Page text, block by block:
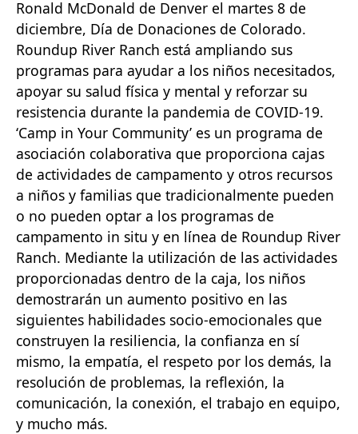
Ronald McDonald de Denver el martes 8 de
diciembre, Día de Donaciones de Colorado.
Roundup River Ranch está ampliando sus
programas para ayudar a los niños necesitados,
apoyar su salud física y mental y reforzar su
resistencia durante la pandemia de COVID-19.
‘Camp in Your Community’ es un programa de
asociación colaborativa que proporciona cajas
de actividades de campamento y otros recursos
a niños y familias que tradicionalmente pueden
o no pueden optar a los programas de
campamento in situ y en línea de Roundup River
Ranch. Mediante la utilización de las actividades
proporcionadas dentro de la caja, los niños
demostrarán un aumento positivo en las
siguientes habilidades socio-emocionales que
construyen la resiliencia, la confianza en sí
mismo, la empatía, el respeto por los demás, la
resolución de problemas, la reflexión, la
comunicación, la conexión, el trabajo en equipo,
y mucho más.